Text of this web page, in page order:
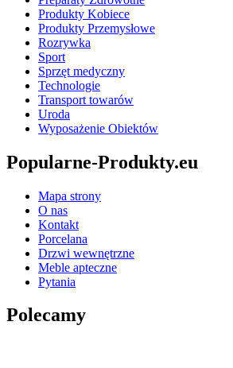
Produkty Kobiece
Produkty Przemysłowe
Rozrywka
Sport
Sprzęt medyczny
Technologie
Transport towarów
Uroda
Wyposażenie Obiektów
Popularne-Produkty.eu
Mapa strony
O nas
Kontakt
Porcelana
Drzwi wewnętrzne
Meble apteczne
Pytania
Polecamy